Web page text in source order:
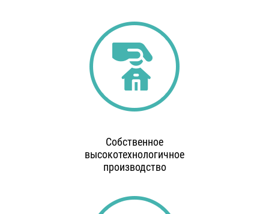
Собственное
высокотехнологичное
производство